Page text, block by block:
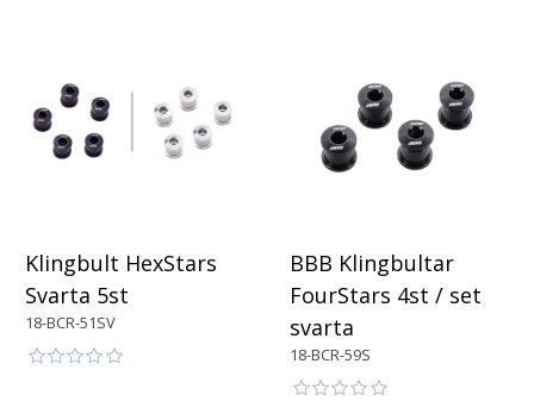
Klingbult HexStars
Svarta 5st
18-BCR-51SV
BBB Klingbultar
FourStars 4st / set
svarta
18-BCR-59S